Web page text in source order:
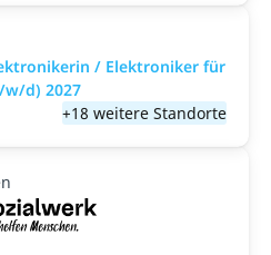
/ Elektroniker für
w/d) 2027
+18 weitere Standorte